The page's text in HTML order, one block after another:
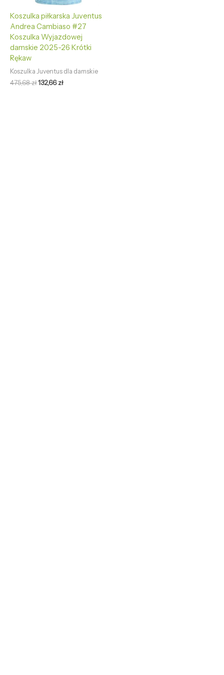
Koszulka piłkarska Juventus
Andrea Cambiaso #27
Koszulka Wyjazdowej
damskie 2025-26 Krótki
Rękaw
Koszulka Juventus dla damskie
475,68zł132,66zł